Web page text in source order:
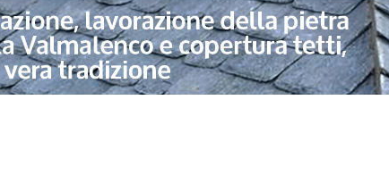
Femminile CSI CSI